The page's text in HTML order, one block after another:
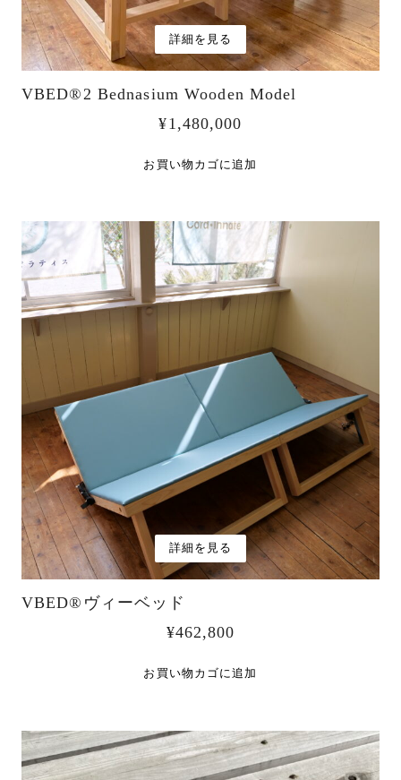
詳細を見る
VBED®︎2 Bednasium Wooden Model
¥1,480,000
お買い物カゴに追加
詳細を見る
VBED®︎ヴィーベッド
¥462,800
お買い物カゴに追加